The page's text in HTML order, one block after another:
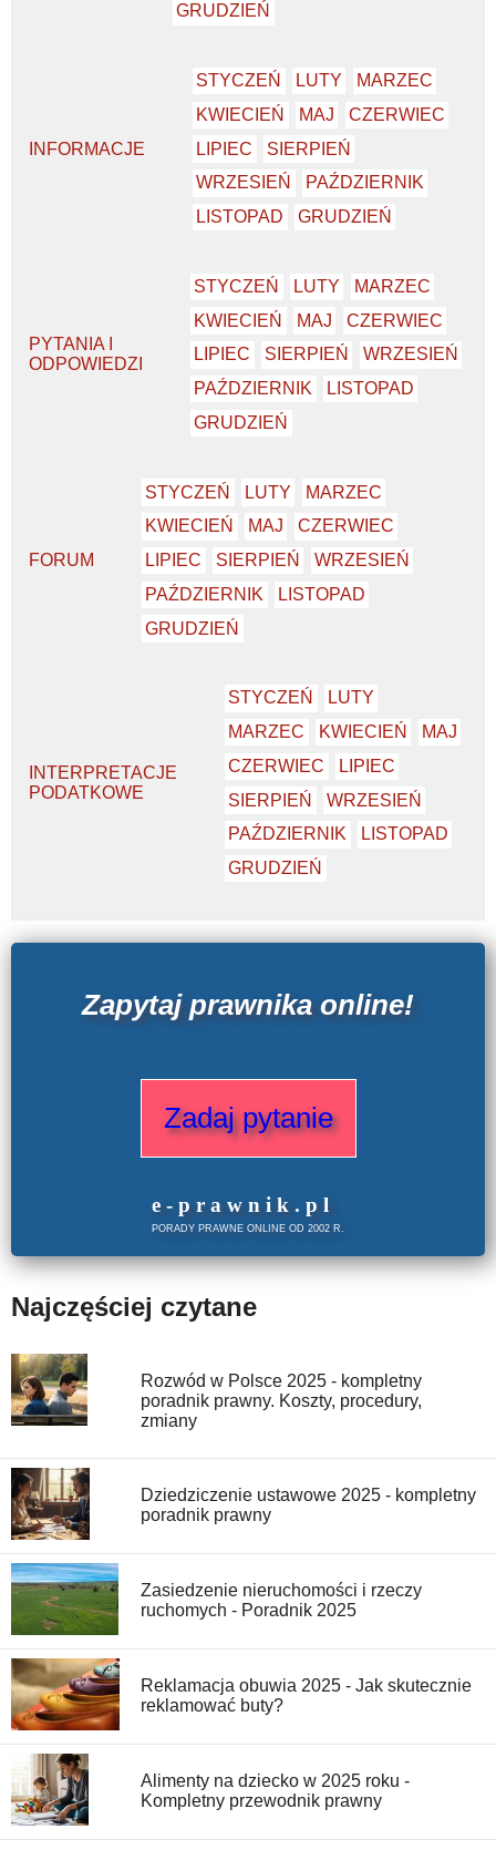
GRUDZIEŃ
INFORMACJE
STYCZEŃ LUTY
MARZEC
KWIECIEŃ
MAJ
CZERWIEC
LIPIEC
SIERPIEŃ
WRZESIEŃ
PAŹDZIERNIK
LISTOPAD
GRUDZIEŃ
PYTANIA I
ODPOWIEDZI
STYCZEŃ LUTY
MARZEC
KWIECIEŃ
MAJ
CZERWIEC
LIPIEC
SIERPIEŃ
WRZESIEŃ
PAŹDZIERNIK
LISTOPAD
GRUDZIEŃ
FORUM
STYCZEŃ LUTY
MARZEC
KWIECIEŃ
MAJ
CZERWIEC
LIPIEC
SIERPIEŃ
WRZESIEŃ
PAŹDZIERNIK
LISTOPAD
GRUDZIEŃ
INTERPRETACJE
PODATKOWE
STYCZEŃ
LUTY
MARZEC
KWIECIEŃ
MAJ
CZERWIEC
LIPIEC
SIERPIEŃ
WRZESIEŃ
PAŹDZIERNIK
LISTOPAD
GRUDZIEŃ
Zapytaj prawnika online!
Zadaj pytanie
e -prawnik . pl
PORADY PRAWNE ONLINE OD 2002 R.
Najczęściej czytane
Rozwód w Polsce 2025 - kompletny
poradnik prawny. Koszty, procedury,
zmiany
Dziedziczenie ustawowe 2025 - kompletny
poradnik prawny
Zasiedzenie nieruchomości i rzeczy
ruchomych - Poradnik 2025
Reklamacja obuwia 2025 - Jak skutecznie
reklamować buty?
Alimenty na dziecko w 2025 roku -
Kompletny przewodnik prawny